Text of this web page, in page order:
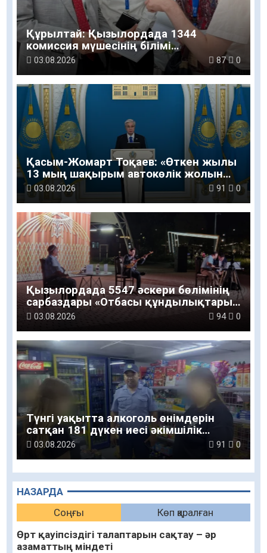
НАЗАРДА
Соңғы
Көп қаралған
Өрт қауіпсіздігі талаптарын сақтау – әр
азаматтың міндеті
Құрылтай: Қызылордада 1344
комиссия мүшесінің білімі
жетілдіріледі
03.08.2026 87 0
Қасым-Жомарт Тоқаев: «Өткен жылы
13 мың шақырым автокөлік жолын
салу және жөндеу жұмысы
03.08.2026 91 0
Қызылордада 5547 әскери бөлімінің
сарбаздары «Отбасы құндылықтары
– ұлт болашағы» атты рухани-мәдени
03.08.2026 94 0
Түнгі уақытта алкоголь өнімдерін
сатқан 181 дүкен иесі әкімшілік
жауапкершілікке тартылды
03.08.2026 91 0